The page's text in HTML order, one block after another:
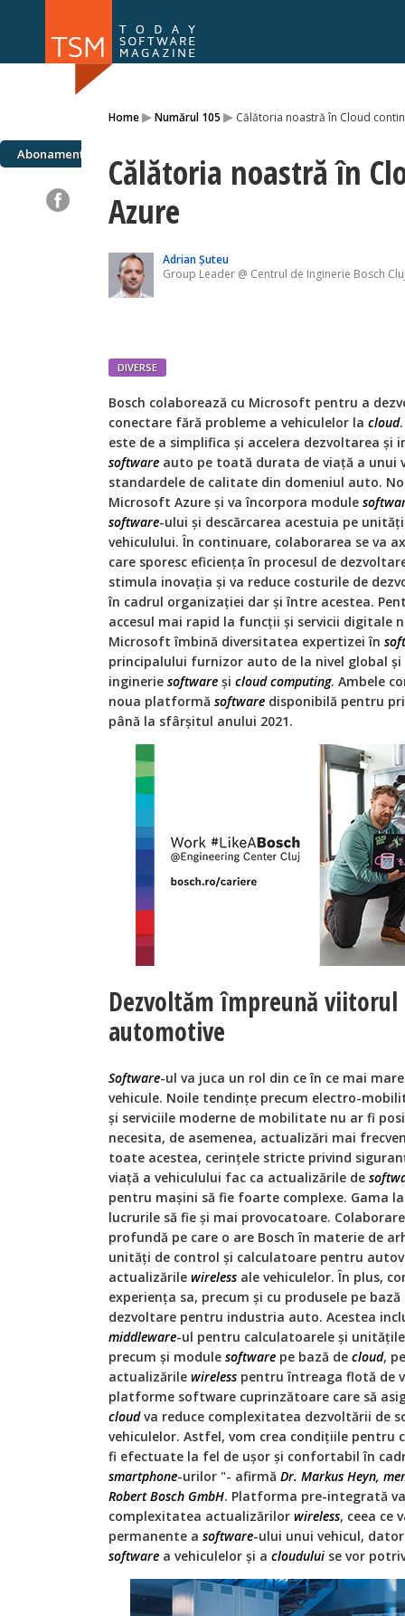
Home▸Numărul 105 ▸ Călătoria noastră în Cloud
Abonamente
Călătoria noastră în
Azure
Adrian Șuteu
Group Leader @ Centrul de Inginerie Bosch
DIVERSE
Bosch colaborează cu Microsoft pentru a
conectare fără probleme a vehiculelor la cloud
este de a simplifica și accelera dezvoltarea și
software auto pe toată durata de viață a unui
standardele de calitate din domeniul auto.
Microsoft Azure și va încorpora module
software-ului și descărcarea acestuia pe
vehiculului. În continuare, colaborarea se va
care sporesc eficiența în procesul de
stimula inovația și va reduce costurile de
în cadrul organizației dar și între acestea.
accesul mai rapid la funcții și servicii digitale
Microsoft îmbină diversitatea expertizei în
principalului furnizor auto de la nivel global
inginerie software și cloud computing. Ambele
noua platformă software disponibilă pentru
până la sfârșitul anului 2021.
Dezvoltăm împreună
automotive
Software-ul va juca un rol din ce în ce mai
vehicule. Noile tendințe precum electro-
și serviciile moderne de mobilitate nu ar fi
necesita, de asemenea, actualizări mai
toate acestea, cerințele stricte privind
viață a vehiculului fac ca actualizările de
pentru mașini să fie foarte complexe. Gama
lucrurile să fie și mai provocatoare.
profundă pe care o are Bosch în materie de
unități de control și calculatoare pentru
actualizările wireless ale vehiculelor. În plus,
experiența sa, precum și cu produsele pe
dezvoltare pentru industria auto. Acestea
middleware-ul pentru calculatoarele și
precum și module software pe bază de cloud,
actualizările wireless pentru întreaga flotă de
platforme software cuprinzătoare care să
cloudva reduce complexitatea dezvoltării de
vehiculelor. Astfel, vom crea condițiile pentru
fi efectuate la fel de ușor și confortabil în
smartphone-urilor "- afirmă Dr. Markus Heyn,
Robert Bosch GmbH. Platforma pre-integrată
complexitatea actualizărilor wireless, ceea ce
permanente a software-ului unui vehicul,
software a vehiculelor și a cloudului se vor